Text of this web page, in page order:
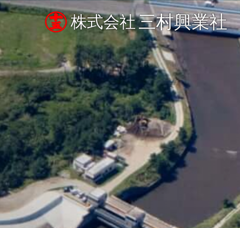
株式会社三村興業社